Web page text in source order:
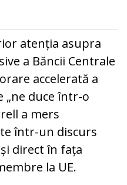
atenția asupra
a Băncii Centrale
accelerată a
„ne duce într-o
a mers
într-un discurs
direct în fața
la UE.